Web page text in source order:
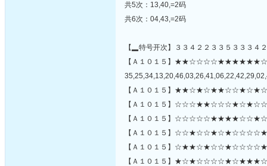
共5次：13,40,=2码
共6次：04,43,=2码
【▂特号开次】３３４２２３３５３３３４
【Ａ１０１５】
【Ａ１０１５】
【Ａ１０１５】
【Ａ１０１５】
【Ａ１０１５】
【Ａ１０１５】
【Ａ１０１５】